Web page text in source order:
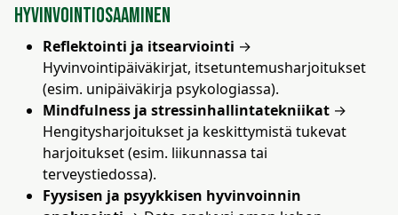
Hyvinvointiosaaminen
Reflektointi ja itsearviointi →
Hyvinvointipäiväkirjat, itsetuntemusharjoitukset
(esim. unipäiväkirja psykologiassa).
Mindfulness ja stressinhallintatekniikat →
Hengitysharjoitukset ja keskittymistä tukevat
harjoitukset (esim. liikunnassa tai
terveystiedossa).
Fyysisen ja psyykkisen hyvinvoinnin